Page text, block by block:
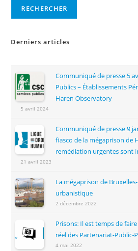
RECHERCHER
Derniers articles
Communiqué de presse 5
Publics – Établissements
Haren Observatory
5 avril 2024
Communiqué de presse 9
fiasco de la mégaprison de
remédiation urgentes sont
21 avril 2023
La mégaprison de
urbanistique
2 décembre 2022
Prisons: Il est temps de
réel des Partenariat-Public-
4 mai 2022